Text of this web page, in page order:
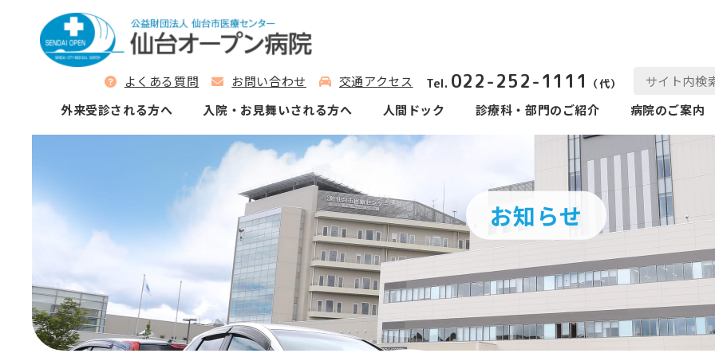
よくある質問 お問い合わせ 交通アクセス Tel. 022-252-1111 （代）
外来受診される⽅へ ⼊院‧お⾒舞いされる⽅へ 人間ドック 診療科‧部⾨のご紹介 病院のご案内
お知らせ